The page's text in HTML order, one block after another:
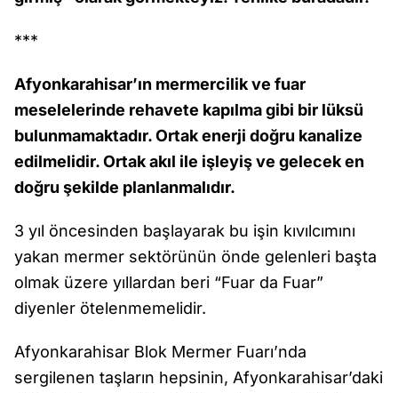
***
Afyonkarahisar’ın mermercilik ve fuar
meselelerinde rehavete kapılma gibi bir lüksü
bulunmamaktadır. Ortak enerji doğru kanalize
edilmelidir. Ortak akıl ile işleyiş ve gelecek en
doğru şekilde planlanmalıdır.
3 yıl öncesinden başlayarak bu işin kıvılcımını
yakan mermer sektörünün önde gelenleri başta
olmak üzere yıllardan beri “Fuar da Fuar”
diyenler ötelenmemelidir.
Afyonkarahisar Blok Mermer Fuarı’nda
sergilenen taşların hepsinin, Afyonkarahisar’daki